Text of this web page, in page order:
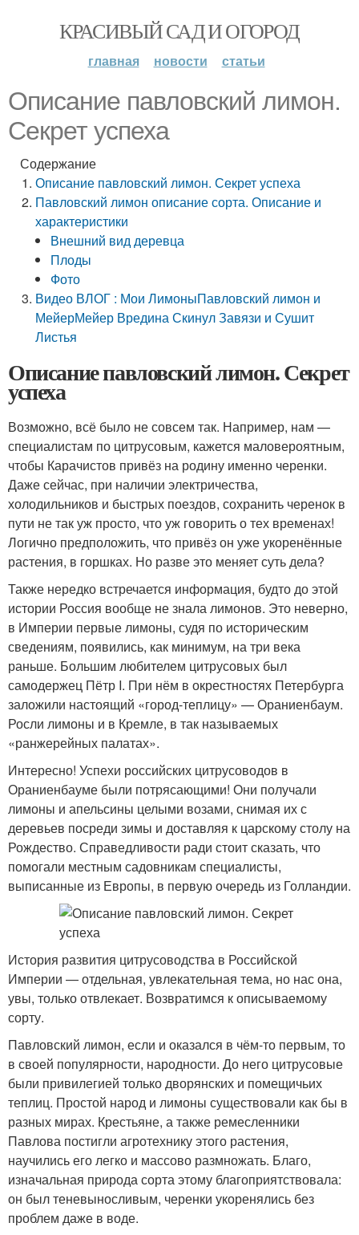
КРАСИВЫЙ САД И ОГОРОД
главная новости статьи
Описание павловский лимон.
Секрет успеха
Содержание
Описание павловский лимон. Секрет успеха
Павловский лимон описание сорта. Описание и
характеристики
Внешний вид деревца
Плоды
Фото
Видео ВЛОГ : Мои ЛимоныПавловский лимон и
МейерМейер Вредина Скинул Завязи и Сушит
Листья
Описание павловский лимон. Секрет
успеха
Возможно, всё было не совсем так. Например, нам —
специалистам по цитрусовым, кажется маловероятным,
чтобы Карачистов привёз на родину именно черенки.
Даже сейчас, при наличии электричества,
холодильников и быстрых поездов, сохранить черенок в
пути не так уж просто, что уж говорить о тех временах!
Логично предположить, что привёз он уже укоренённые
растения, в горшках. Но разве это меняет суть дела?
Также нередко встречается информация, будто до этой
истории Россия вообще не знала лимонов. Это неверно,
в Империи первые лимоны, судя по историческим
сведениям, появились, как минимум, на три века
раньше. Большим любителем цитрусовых был
самодержец Пётр I. При нём в окрестностях Петербурга
заложили настоящий «город-теплицу» — Ораниенбаум.
Росли лимоны и в Кремле, в так называемых
«ранжерейных палатах».
Интересно! Успехи российских цитрусоводов в
Ораниенбауме были потрясающими! Они получали
лимоны и апельсины целыми возами, снимая их с
деревьев посреди зимы и доставляя к царскому столу на
Рождество. Справедливости ради стоит сказать, что
помогали местным садовникам специалисты,
выписанные из Европы, в первую очередь из Голландии.
История развития цитрусоводства в Российской
Империи — отдельная, увлекательная тема, но нас она,
увы, только отвлекает. Возвратимся к описываемому
сорту.
Павловский лимон, если и оказался в чём-то первым, то
в своей популярности, народности. До него цитрусовые
были привилегией только дворянских и помещичьих
теплиц. Простой народ и лимоны существовали как бы в
разных мирах. Крестьяне, а также ремесленники
Павлова постигли агротехнику этого растения,
научились его легко и массово размножать. Благо,
изначальная природа сорта этому благоприятствовала:
он был теневыносливым, черенки укоренялись без
проблем даже в воде.